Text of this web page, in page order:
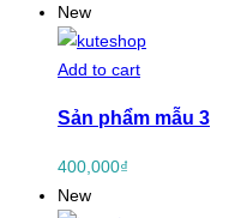
New
Add to cart
Sản phẩm mẫu 3
400,000₫
New